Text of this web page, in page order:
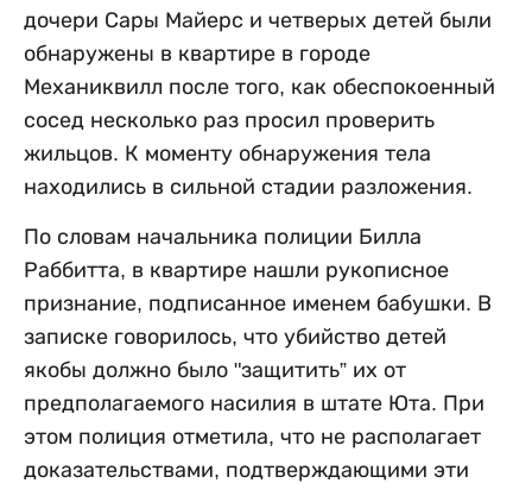
дочери Сары Майерс и четверых детей были
обнаружены в квартире в городе
Механиквилл после того, как обеспокоенный
сосед несколько раз просил проверить
жильцов. К моменту обнаружения тела
находились в сильной стадии разложения.
По словам начальника полиции Билла
Раббитта, в квартире нашли рукописное
признание, подписанное именем бабушки. В
записке говорилось, что убийство детей
якобы должно было "защитить” их от
предполагаемого насилия в штате Юта. При
этом полиция отметила, что не располагает
доказательствами, подтверждающими эти